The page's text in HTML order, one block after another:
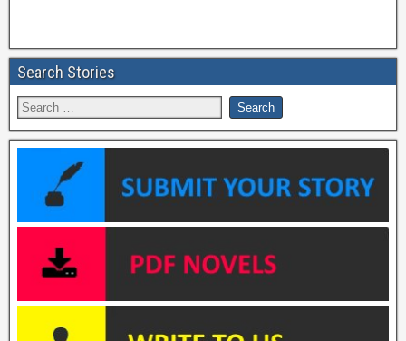
Search Stories